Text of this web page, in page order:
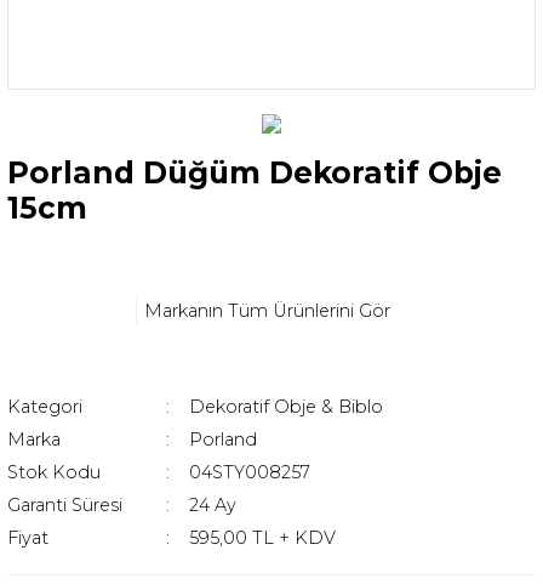
Porland Düğüm Dekoratif Obje
15cm
Markanın Tüm Ürünlerini Gör
Kategori
Dekoratif Obje & Biblo
Marka
Porland
Stok Kodu
04STY008257
Garanti Süresi
24 Ay
Fiyat
595,00 TL + KDV